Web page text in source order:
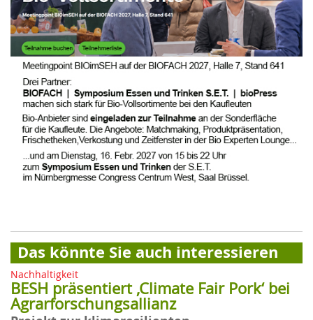
Das könnte Sie auch interessieren
Nachhaltigkeit
BESH präsentiert ‚Climate Fair Pork‘ bei
Agrarforschungsallianz